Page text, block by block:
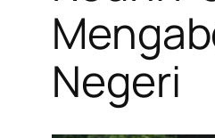
Negeri